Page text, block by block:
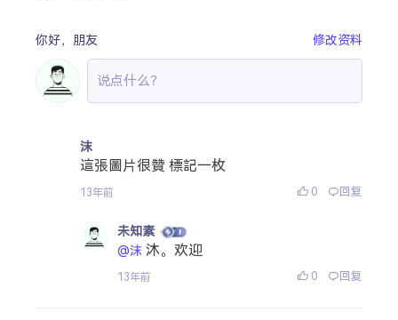
你好， 朋友 修改资料
沫
這張圖片很贊 標記一枚
13年前 0 回复
未知素
@沫 沐。欢迎
13年前 0 回复